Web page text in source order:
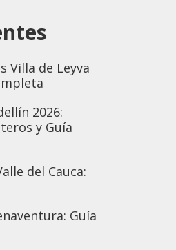
Villa de Leyva
2026:
y Guía
del Cauca:
Guía